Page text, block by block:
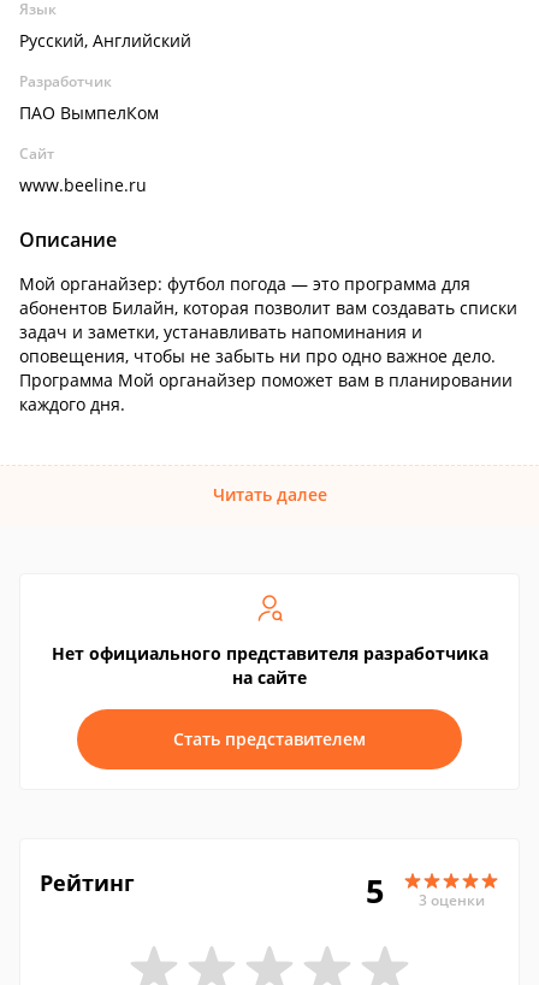
Язык
Русский, Английский
Разработчик
ПАО ВымпелКом
Сайт
www.beeline.ru
Описание
Мой органайзер: футбол погода — это программа для
абонентов Билайн, которая позволит вам создавать списки
задач и заметки, устанавливать напоминания и
оповещения, чтобы не забыть ни про одно важное дело.
Программа Мой органайзер поможет вам в планировании
каждого дня.
Читать далее
Нет официального представителя разработчика
на сайте
Стать представителем
Рейтинг 5 3 оценки